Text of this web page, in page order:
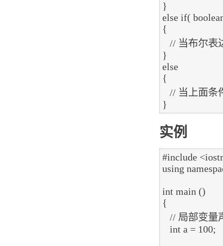
}
else if(
{
}
else
{
实例
#include
using
int main ()
{